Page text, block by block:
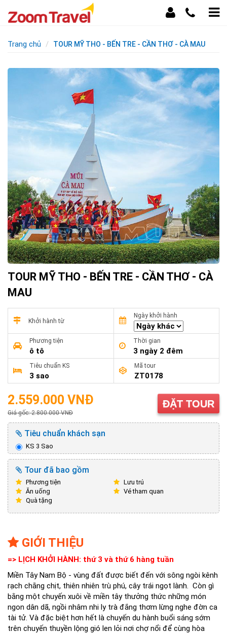
Trang chủ TOUR MỸ THO - BẾN TRE - CẦN THƠ - CÀ MAU
TOUR MỸ THO - BẾN TRE - CẦN THƠ - CÀ
MAU
Khởi hành từ
Ngày khởi hành
Phương tiện
ô tô
Thời gian
3 ngày 2 đêm
Tiêu chuẩn KS
3 sao
Mã tour
ZT0178
2.559.000 VNĐ
Giá gốc: 2.800.000 VNĐ
ĐẶT TOUR
Tiêu chuẩn khách sạn
KS 3 Sao
Tour đã bao gồm
Phương tiện
Lưu trú
Ăn uống
Vé tham quan
Quà tặng
GIỚI THIỆU
=> LỊCH KHỞI HÀNH: thứ 3 và thứ 6 hàng tuần
Miền Tây Nam Bộ - vùng đất được biết đến với sông ngòi kênh
rạch chằng chịt, thiên nhiên trù phú, cây trái ngọt lành. Còn gì
bằng một chuyến xuôi về miền tây thưởng thức những món
ngon dân dã, ngồi nhâm nhi ly trà đắng thơm lừng nghe đờn ca
tài tử. Và đặc biệt hơn hết là chuyến du hành buổi sáng sớm
trên chuyến thuyền lộng gió len lỏi nơi chợ nổi để cùng hòa